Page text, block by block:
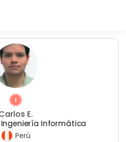
E.
Ingeniería Informática
Perú